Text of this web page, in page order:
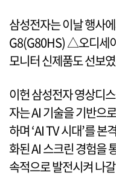
삼성전자는 이날 행사
G8(G80HS) △오디세
모니터 신제품도 선보
이헌 삼성전자 영상디
자는 AI 기술을 기반으
하며 ‘AI TV 시대’를
화된 AI 스크린 경험을
속적으로 발전시켜 나